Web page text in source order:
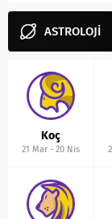
ASTROLOJİ
Koç
21 Mar -20 Nis